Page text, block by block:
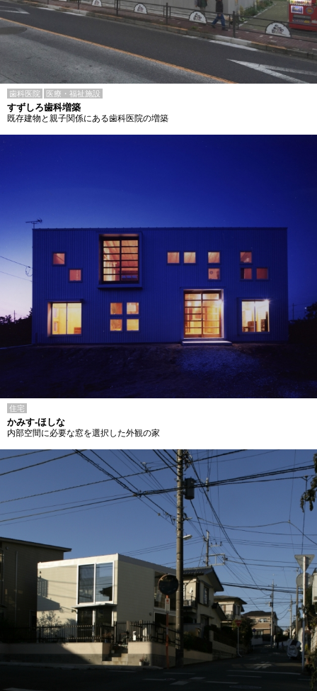
歯科医院 医療・福祉施設
すずしろ歯科増築
既存建物と親子関係にある歯科医院の増築
住宅
かみす-ほしな
内部空間に必要な窓を選択した外観の家